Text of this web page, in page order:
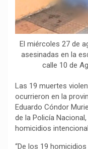
El miércoles 27 de
asesinadas en la
calle 10 de
Las 19 muertes
ocurrieron en la
Eduardo Cóndor
de la Policía
homicidios
“De los 19